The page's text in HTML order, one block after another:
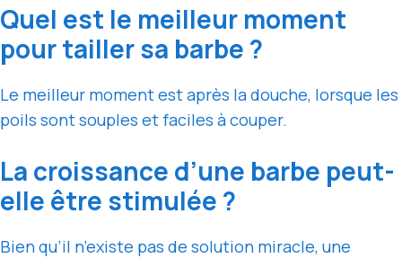
Quel est le meilleur moment
pour tailler sa barbe ?
Le meilleur moment est après la douche, lorsque les
poils sont souples et faciles à couper.
La croissance d’une barbe peut-
elle être stimulée ?
Bien qu’il n’existe pas de solution miracle, une